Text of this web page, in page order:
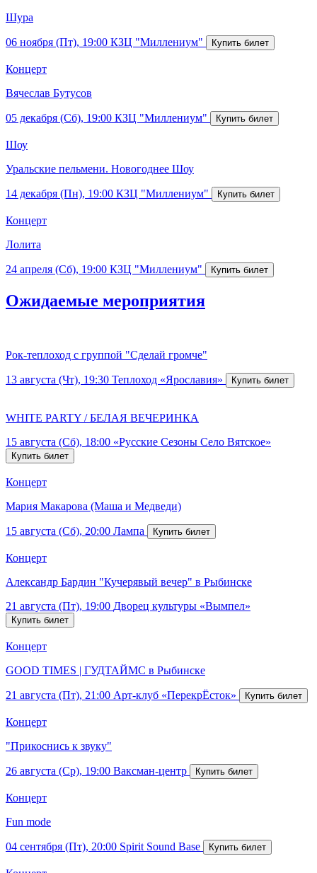
Шура
06 ноября (Пт), 19:00 КЗЦ "Миллениум"
Концерт
Вячеслав Бутусов
05 декабря (Сб), 19:00 КЗЦ "Миллениум"
Шоу
Уральские пельмени. Новогоднее Шоу
14 декабря (Пн), 19:00 КЗЦ "Миллениум"
Концерт
Лолита
24 апреля (Сб), 19:00 КЗЦ "Миллениум"
Ожидаемые мероприятия
Рок-теплоход с группой "Сделай громче"
13 августа (Чт), 19:30 Теплоход «Ярославия»
WHITE PARTY / БЕЛАЯ ВЕЧЕРИНКА
15 августа (Сб), 18:00 «Русские Сезоны Село Вятское»
Концерт
Мария Макарова (Маша и Медведи)
15 августа (Сб), 20:00 Лампа
Концерт
Александр Бардин "Кучерявый вечер" в Рыбинске
21 августа (Пт), 19:00 Дворец культуры «Вымпел»
Концерт
GOOD TIMES | ГУДТАЙМС в Рыбинске
21 августа (Пт), 21:00 Арт-клуб «ПерекрЁсток»
Концерт
"Прикоснись к звуку"
26 августа (Ср), 19:00 Ваксман-центр
Концерт
Fun mode
04 сентября (Пт), 20:00 Spirit Sound Base